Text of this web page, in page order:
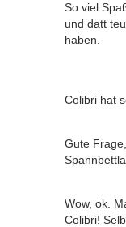
So viel
und datt
haben.
Colibri hat
Gute
Wow, ok.
Colibri!